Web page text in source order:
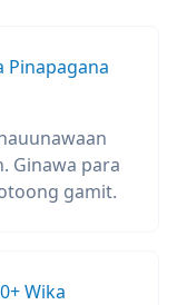
Pinapagana
Ginawa para
gamit.
Wika